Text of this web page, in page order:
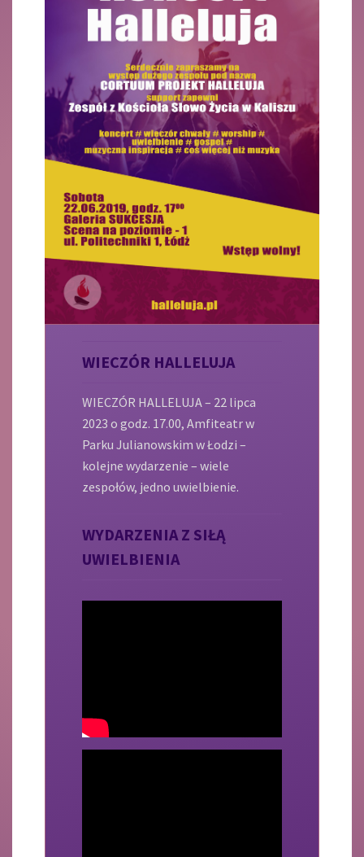
WIECZÓR HALLELUJA
WIECZÓR HALLELUJA – 22 lipca
2023 o godz. 17.00, Amfiteatr w
Parku Julianowskim w Łodzi –
kolejne wydarzenie – wiele
zespołów, jedno uwielbienie.
WYDARZENIA Z SIŁĄ
UWIELBIENIA